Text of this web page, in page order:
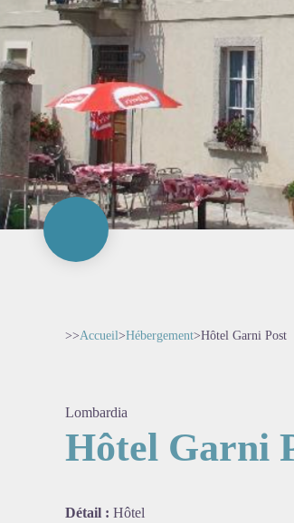
>>Accueil>Hébergement>Hôtel Garni Post
Lombardia
Hôtel Garni
Détail : Hôtel